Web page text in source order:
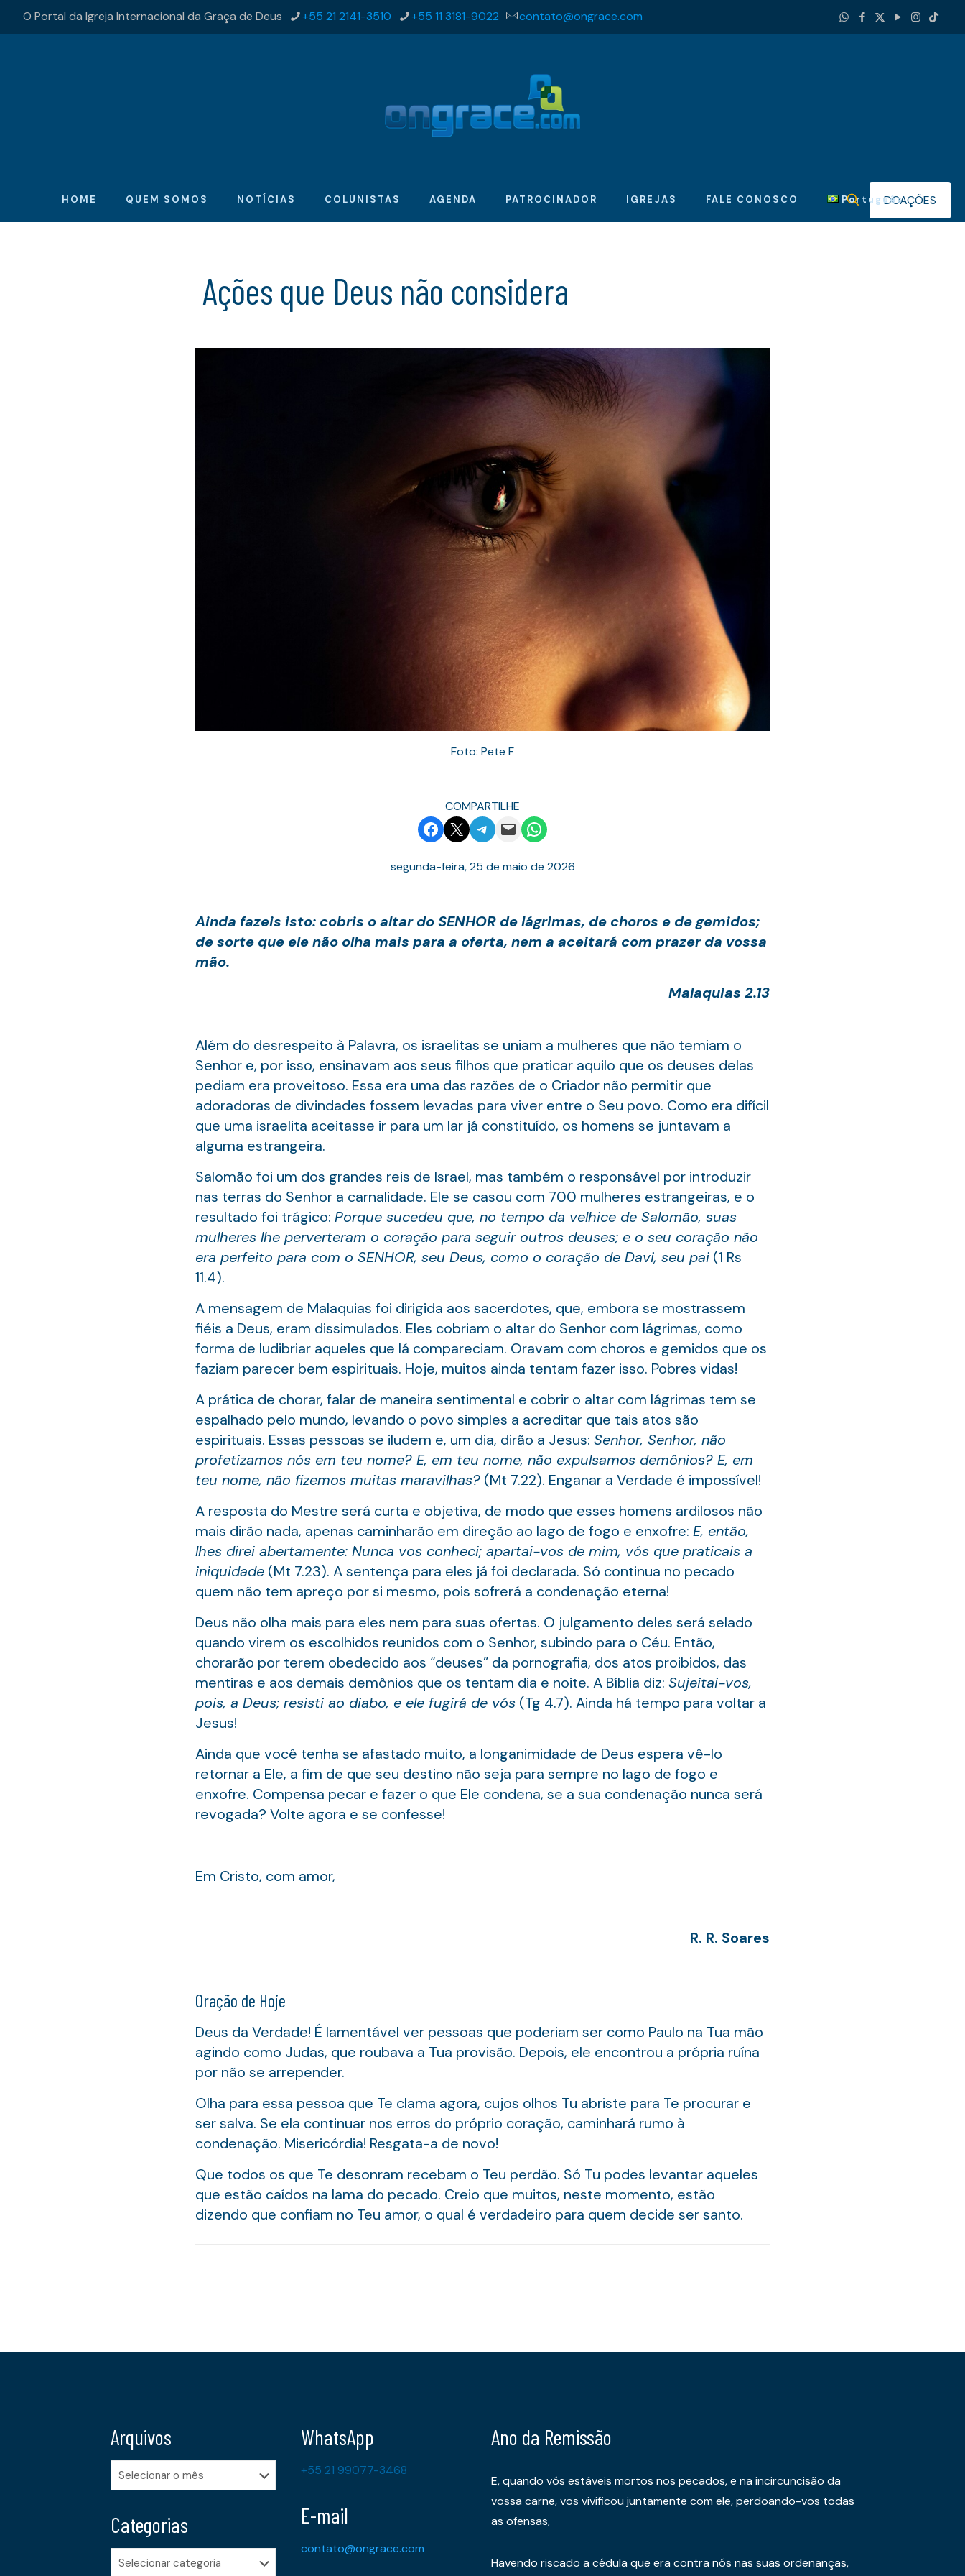
O Portal da Igreja Internacional da Graça de Deus +55 21 2141-3510 +55 11 3181-9022 contato@ongrace.com
HOME QUEM SOMOS NOTÍCIAS COLUNISTAS AGENDA PATROCINADOR IGREJAS FALE CONOSCO PortuguêsDOAÇÕES
Ações que Deus não considera
Foto: Pete F
COMPARTILHE
Share on Facebook
Email this PageShare on Telegram
Email this PageShare on WhatsApp
segunda-feira, 25 de maio de 2026
Ainda fazeis isto: cobris o altar do SENHOR de lágrimas, de choros e de gemidos;
de sorte que ele não olha mais para a oferta, nem a aceitará com prazer da vossa
mão.
Malaquias 2.13
Além do desrespeito à Palavra, os israelitas se uniam a mulheres que não temiam o
Senhor e, por isso, ensinavam aos seus filhos que praticar aquilo que os deuses delas
pediam era proveitoso. Essa era uma das razões de o Criador não permitir que
adoradoras de divindades fossem levadas para viver entre o Seu povo. Como era difícil
que uma israelita aceitasse ir para um lar já constituído, os homens se juntavam a
alguma estrangeira.
Salomão foi um dos grandes reis de Israel, mas também o responsável por introduzir
nas terras do Senhor a carnalidade. Ele se casou com 700 mulheres estrangeiras, e o
resultado foi trágico: Porque sucedeu que, no tempo da velhice de Salomão, suas
mulheres lhe perverteram o coração para seguir outros deuses; e o seu coração não
era perfeito para com o SENHOR, seu Deus, como o coração de Davi, seu pai (1 Rs
11.4).
A mensagem de Malaquias foi dirigida aos sacerdotes, que, embora se mostrassem
fiéis a Deus, eram dissimulados. Eles cobriam o altar do Senhor com lágrimas, como
forma de ludibriar aqueles que lá compareciam. Oravam com choros e gemidos que os
faziam parecer bem espirituais. Hoje, muitos ainda tentam fazer isso. Pobres vidas!
A prática de chorar, falar de maneira sentimental e cobrir o altar com lágrimas tem se
espalhado pelo mundo, levando o povo simples a acreditar que tais atos são
espirituais. Essas pessoas se iludem e, um dia, dirão a Jesus: Senhor, Senhor, não
profetizamos nós em teu nome? E, em teu nome, não expulsamos demônios? E, em
teu nome, não fizemos muitas maravilhas? (Mt 7.22). Enganar a Verdade é impossível!
A resposta do Mestre será curta e objetiva, de modo que esses homens ardilosos não
mais dirão nada, apenas caminharão em direção ao lago de fogo e enxofre: E, então,
lhes direi abertamente: Nunca vos conheci; apartai-vos de mim, vós que praticais a
iniquidade (Mt 7.23). A sentença para eles já foi declarada. Só continua no pecado
quem não tem apreço por si mesmo, pois sofrerá a condenação eterna!
Deus não olha mais para eles nem para suas ofertas. O julgamento deles será selado
quando virem os escolhidos reunidos com o Senhor, subindo para o Céu. Então,
chorarão por terem obedecido aos “deuses” da pornografia, dos atos proibidos, das
mentiras e aos demais demônios que os tentam dia e noite. A Bíblia diz: Sujeitai-vos,
pois, a Deus; resisti ao diabo, e ele fugirá de vós (Tg 4.7). Ainda há tempo para voltar a
Jesus!
Ainda que você tenha se afastado muito, a longanimidade de Deus espera vê-lo
retornar a Ele, a fim de que seu destino não seja para sempre no lago de fogo e
enxofre. Compensa pecar e fazer o que Ele condena, se a sua condenação nunca será
revogada? Volte agora e se confesse!
Em Cristo, com amor,
R. R. Soares
Oração de Hoje
Deus da Verdade! É lamentável ver pessoas que poderiam ser como Paulo na Tua mão
agindo como Judas, que roubava a Tua provisão. Depois, ele encontrou a própria ruína
por não se arrepender.
Olha para essa pessoa que Te clama agora, cujos olhos Tu abriste para Te procurar e
ser salva. Se ela continuar nos erros do próprio coração, caminhará rumo à
condenação. Misericórdia! Resgata-a de novo!
Que todos os que Te desonram recebam o Teu perdão. Só Tu podes levantar aqueles
que estão caídos na lama do pecado. Creio que muitos, neste momento, estão
dizendo que confiam no Teu amor, o qual é verdadeiro para quem decide ser santo.
Arquivos
Arquivos
Categorias
Categorias
WhatsApp
+55 21 99077-3468
E-mail
contato@ongrace.com
Ano da Remissão
E, quando vós estáveis mortos nos pecados, e na incircuncisão da
vossa carne, vos vivificou juntamente com ele, perdoando-vos todas
as ofensas,
Havendo riscado a cédula que era contra nós nas suas ordenanças,